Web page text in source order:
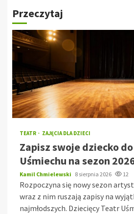
Przeczytaj
TEATR ZAJĘCIA DLA DZIECI
Zapisz swoje dziecko
Uśmiechu na sezon
Kamil Chmielewski 8 sierpnia 2026 12
Rozpoczyna się nowy sezon
wraz z nim ruszają zapisy na
najmłodszych. Dziecięcy Teatr